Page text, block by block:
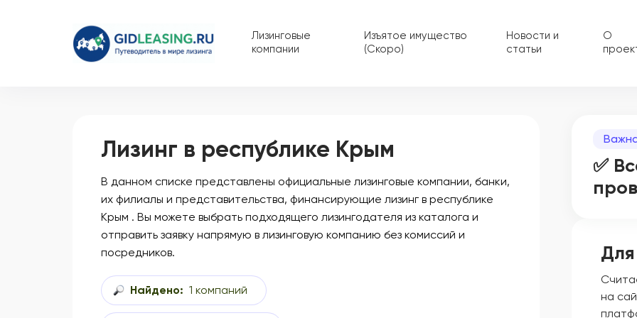
Лизинговые
компании
Изъятое имущество
(Скоро)
Новости и
статьи
О
Лизинг в республике Крым
В данном списке представлены официальные лизинговые компании, банки,
их филиалы и представительства, финансирующие лизинг в республике
Крым . Вы можете выбрать подходящего лизингодателя из каталога и
отправить заявку напрямую в лизинговую компанию без комиссий и
посредников.
Найдено: 1 компаний
✅
на